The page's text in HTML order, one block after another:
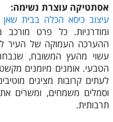
אסתטיקה עוצרת נשימה:
עיצוב כיסא הכלה בבית שאן
ומודרניות. כל פרט
ההערכה העמוקה של העיר
עשוי מהעץ המשובח, שנבחר
הטבעי. אומנים מיומנים
לעתים קרובות מציגים
וסמלים משמחים, ומשרים
תרבותית.